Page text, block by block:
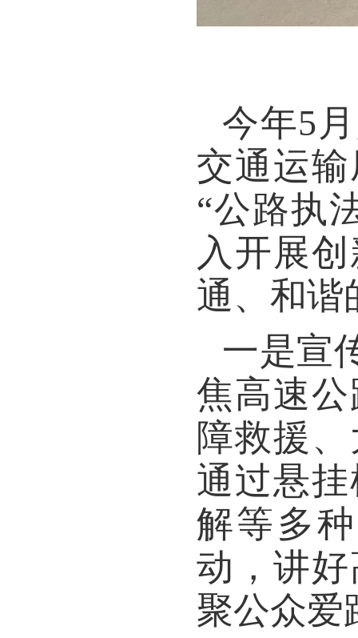
今年5
交通运
“公路执
入开展
通、和谐
一是宣
焦高速
障救援
通过悬
解等多
动，讲
聚公众爱